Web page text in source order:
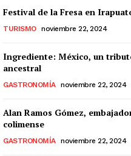
Festival de la Fresa en
TURISMO noviembre 22, 2024
Ingrediente: México, un
ancestral
GASTRONOMÍA noviembre 22, 2024
Alan Ramos Gómez,
colimense
GASTRONOMÍA noviembre 22, 2024